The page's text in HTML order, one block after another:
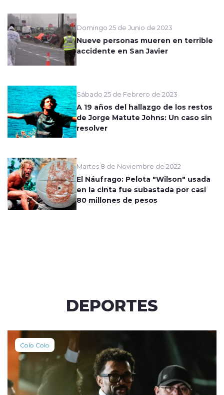
Domingo 25 de Junio de 2023
Nueve personas mueren en terrible
accidente en San Javier
Sábado 25 de Febrero de 2023
A 19 años del hallazgo de los restos
de Jorge Matute Johns: Un caso sin
resolver
Martes 8 de Noviembre de 2022
El Náufrago: Pelota "Wilson" usada
en la cinta fue subastada por casi
80 millones de pesos
DEPORTES
Colo Colo